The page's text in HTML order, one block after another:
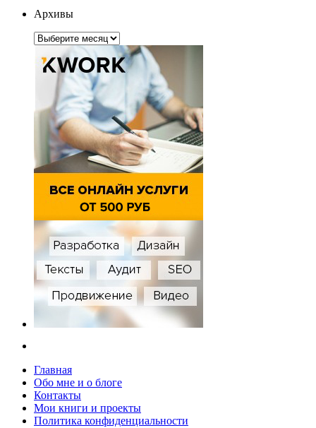
Архивы
Архивы
Главная
Обо мне и о блоге
Контакты
Мои книги и проекты
Политика конфиденциальности